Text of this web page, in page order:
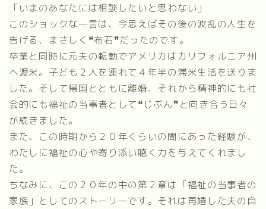
「いまのあなたには相談したいと思わない」
このショックな一言は、今思えばその後の波乱の人生を
告げる、まさしく❝布石❞だったのです。
卒業と同時に元夫の転勤でアメリカはカリフォルニア州
へ渡米。子ども２人を連れて４年半の滞米生活を送りま
した。そして帰国とともに離婚、それから精神的にも社
会的にも福祉の当事者として❝じぶん❞と向き合う日々
が続きました。
また、この時期から２０年くらいの間にあった経験が、
わたしに福祉の心や寄り添い聴く力を与えてくれまし
た。
ちなみに、この２０年の中の第２章は「福祉の当事者の
家族」としてのストーリーです。それは再婚した夫の自